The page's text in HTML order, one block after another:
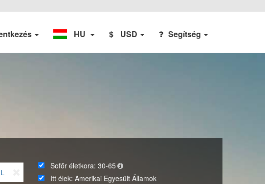
HU $ USD Segítség
Sofőr életkora:30-65
Itt élek:Amerikai Egyesült Államok